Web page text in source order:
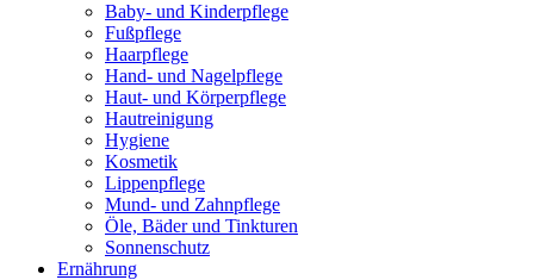
Baby- und Kinderpflege
Fußpflege
Haarpflege
Hand- und Nagelpflege
Haut- und Körperpflege
Hautreinigung
Hygiene
Kosmetik
Lippenpflege
Mund- und Zahnpflege
Öle, Bäder und Tinkturen
Sonnenschutz
Ernährung